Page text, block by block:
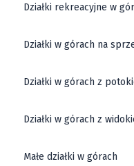
Działki rekreacyjne w
Działki w górach na
Działki w górach z
Działki w górach z
Małe działki w górach